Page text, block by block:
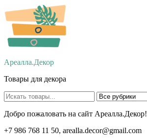
Перейти
к
содержимому
Ареалла.Декор
Товары для декора
Добро пожаловать на сайт Ареалла.Декор!
+7 986 768 11 50, arealla.decor@gmail.com